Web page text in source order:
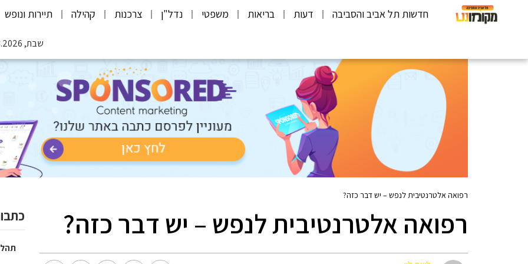
חדשות תל אביב והסביבה דעות בריאות משפטי נדל"ן צרכנות קהילה תיירות ונופש
שבת, 08.08.2026
רפואה אלטרנטיבית לנפש – יש דבר כזה?
רפואה אלטרנטיבית לנפש – יש דבר כזה?